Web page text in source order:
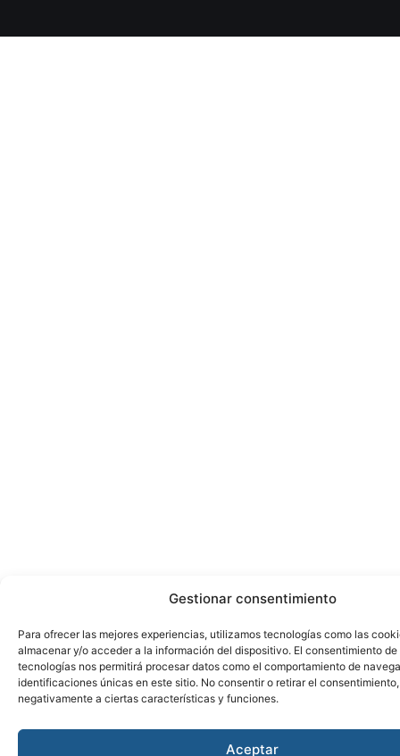
Gestionar consentimiento
Para ofrecer las mejores experiencias, utilizamos tecnologías como las
almacenar y/o acceder a la información del dispositivo. El consentimiento de
tecnologías nos permitirá procesar datos como el comportamiento de
identificaciones únicas en este sitio. No consentir o retirar el
negativamente a ciertas características y funciones.
Aceptar